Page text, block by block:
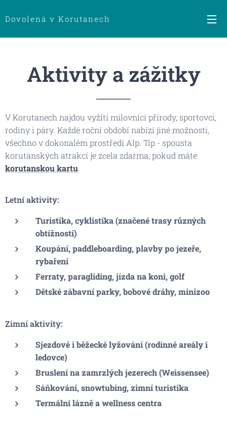
Dovolená v Korutanech
Aktivity a zážitky
V Korutanech najdou vyžití milovníci přírody, sportovci,
rodiny i páry. Každé roční období nabízí jiné možnosti,
všechno v dokonalém prostředí Alp. Tip - spousta
korutanských atrakcí je zcela zdarma, pokud máte
korutanskou kartu.
Letní aktivity:
Turistika, cyklistika (značené trasy různých
obtížností)
Koupání, paddleboarding, plavby po jezeře,
rybaření
Ferraty, paragliding, jízda na koni, golf
Dětské zábavní parky, bobové dráhy, minizoo
Zimní aktivity:
Sjezdové i běžecké lyžování (rodinné areály i
ledovce)
Bruslení na zamrzlých jezerech (Weissensee)
Sáňkování, snowtubing, zimní turistika
Termální lázně a wellness centra